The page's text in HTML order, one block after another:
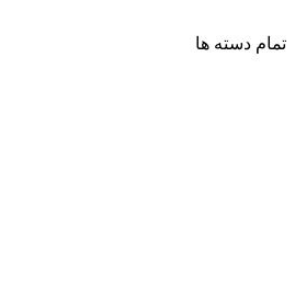
تمام دسته ها